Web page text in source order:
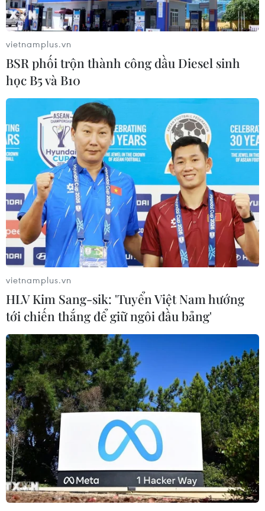
Bộ GTVT triển khai thi công 3 gói thầu cao
tốc Mai Sơn-Quốc lộ 45
19/11/2020 03:45
Ba gói thầu xây lắp thuộc dự án cao tốc Mai Sơn-Quốc
lộ 45 qua địa phận 2 tỉnh Ninh Bình, Thanh Hóa có
chiều dài khoảng 63,3km sẽ được các đơn vị của ngành
giao thông thi công đảm bảo đúng tiến độ.
Bộ GTVT kiến nghị 2 dự án cao tốc Bắc-
Nam chuyển sang đầu tư công
27/11/2020 04:01
Hai dự án thành phần cao tốc Bắc-Nam không lựa chọn
vietnamplus.vn
BSR phối trộn thành công dầu Diesel sinh
học B5 và B10
vietnamplus.vn
HLV Kim Sang-sik: 'Tuyển Việt Nam hướng
tới chiến thắng để giữ ngôi đầu bảng'